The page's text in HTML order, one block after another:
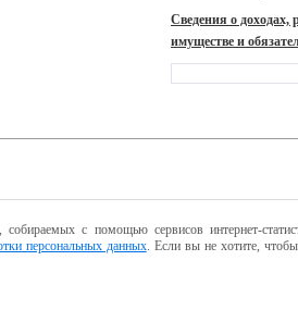
Сведения о доходах,
имуществе и
с помощью сервисов интернет-
персональных данных. Если вы не хотите,